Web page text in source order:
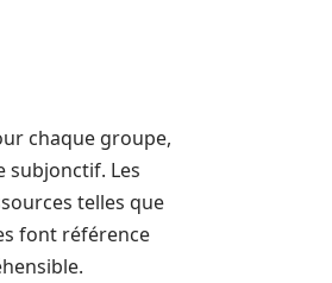
chaque groupe,
subjonctif. Les
telles que
font référence